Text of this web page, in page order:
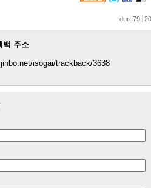
dure79
백 주소
isogai/trackback/3638